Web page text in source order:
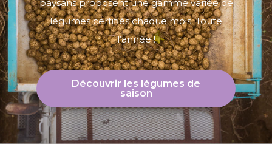
paysans proposent une gamme variée de
légumes certifiés chaque mois. Toute
l’année !
Découvrir les légumes de
saison